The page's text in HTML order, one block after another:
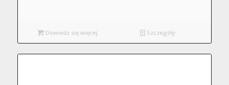
Dowiedz się więcej Szczegóły